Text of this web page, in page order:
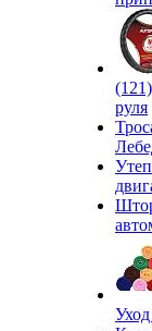
руля
Уход